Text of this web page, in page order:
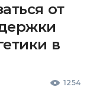
от
в
1254